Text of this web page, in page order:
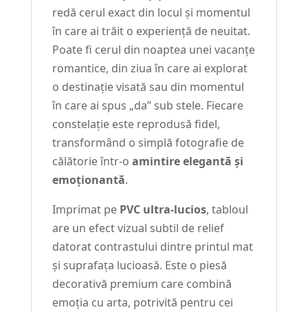
redă cerul exact din locul și momentul
în care ai trăit o experiență de neuitat.
Poate fi cerul din noaptea unei vacanțe
romantice, din ziua în care ai explorat
o destinație visată sau din momentul
în care ai spus „da” sub stele. Fiecare
constelație este reprodusă fidel,
transformând o simplă fotografie de
călătorie într-o amintire elegantă și
emoționantă.
Imprimat pe PVC ultra-lucios, tabloul
are un efect vizual subtil de relief
datorat contrastului dintre printul mat
și suprafața lucioasă. Este o piesă
decorativă premium care combină
emoția cu arta, potrivită pentru cei